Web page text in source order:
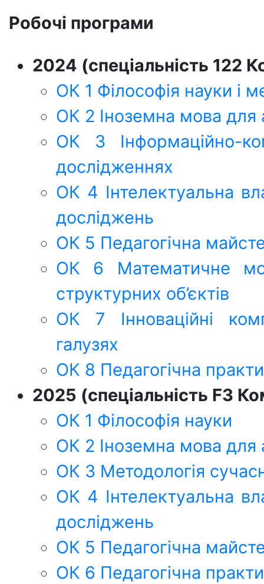
Робочі програми
2024 (спеціальність 122
ОК 1 Філософія науки і
ОК 2 Іноземна мова для
ОК 3 Інформаційно-
дослідженнях
ОК 4 Інтелектуальна
досліджень
ОК 5 Педагогічна
ОК 6 Математичне
структурних об’єктів
ОК 7 Інноваційні
галузях
ОК 8 Педагогічна
2025 (спеціальність F3
ОК 1 Філософія науки
ОК 2 Іноземна мова для
ОК 3 Методологія
ОК 4 Інтелектуальна
досліджень
ОК 5 Педагогічна
ОК 6 Педагогічна